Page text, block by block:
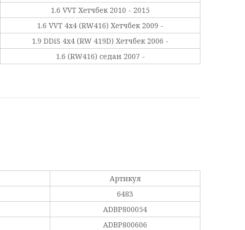
1.6 VVT Хетчбек 2010 - 2015
1.6 VVT 4x4 (RW416) Хетчбек 2009 -
1.9 DDiS 4x4 (RW 419D) Хетчбек 2006 -
1.6 (RW416) седан 2007 -
Артикул
6483
ADBP800054
ADBP800606